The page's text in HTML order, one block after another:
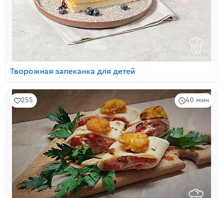
Творожная запеканка для детей
40 мин
255